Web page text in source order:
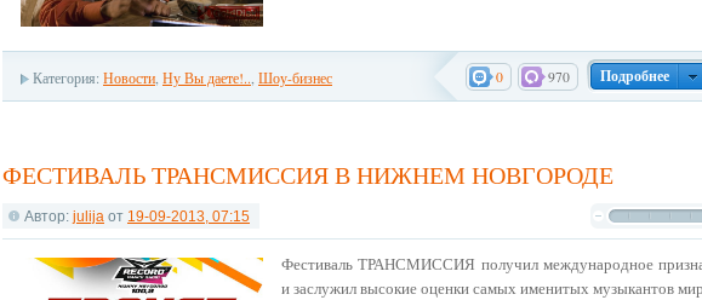
Подробнее
970
0
Категория: Новости Ну Вы даете!.. Шоу-бизнес
ФЕСТИВАЛЬ ТРАНСМИССИЯ В НИЖНЕМ НОВГОРОДЕ
Автор: julija от 19-09-2013, 07:15
Фестиваль ТРАНСМИССИЯ получил международное
и заслужил высокие оценки самых именитых музыкантов